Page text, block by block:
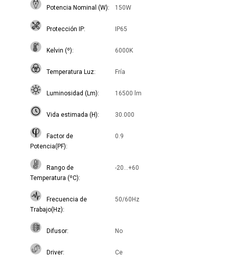
Potencia Nominal (W) 150W
Protección IP IP65
Kelvin (º) 6000K
Temperatura Luz Fría
Luminosidad (Lm) 16500 lm
Vida estimada (H) 30.000
Factor de
Potencia(PF)
0.9
Rango de
Temperatura (ºC)
-20...+60
Frecuencia de
Trabajo(Hz)
50/60Hz
Difusor No
Driver Ce